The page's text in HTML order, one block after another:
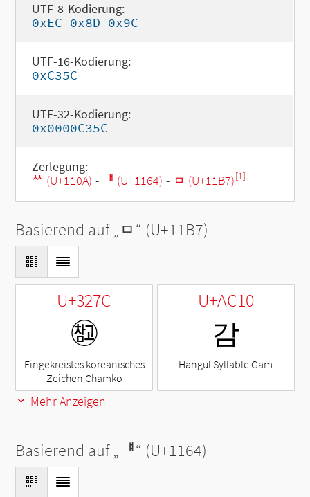
UTF-8-Kodierung:
0xEC 0x8D 0x9C
UTF-16-Kodierung:
0xC35C
UTF-32-Kodierung:
0x0000C35C
Zerlegung:
ᄊ (U+110A) - ᅤ (U+1164) - ᆷ (U+11B7)[1]
Basierend auf „ᆷ“ (U+11B7)
U+327C
㉼
Eingekreistes koreanisches
Zeichen Chamko
U+AC10
감
Hangul Syllable Gam
Mehr Anzeigen
Basierend auf „ ᅤ“ (U+1164)